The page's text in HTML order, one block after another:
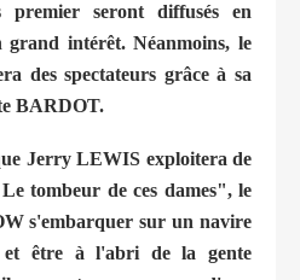
premier seront diffusés en
intérêt. Néanmoins, le
des spectateurs grâce à sa
BARDOT.
Jerry LEWIS exploitera de
tombeur de ces dames", le
s'embarquer sur un navire
être à l'abri de la gente